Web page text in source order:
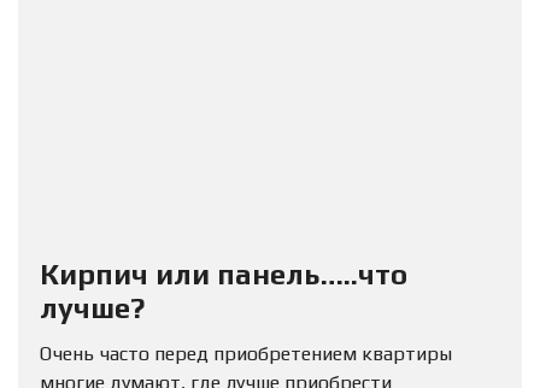
Кирпич или панель…..что
лучше?
Очень часто перед приобретением квартиры
многие думают, где лучше приобрести